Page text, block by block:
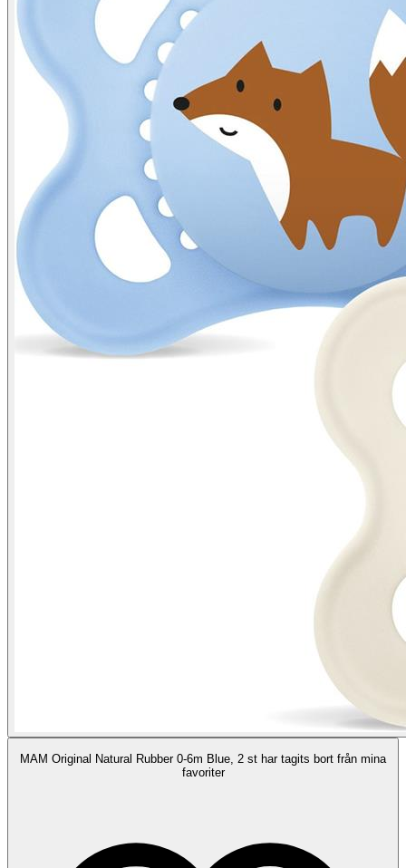
MAM Original Natural Rubber 0-6m Blue, 2 st har tagits bort från mina
favoriter